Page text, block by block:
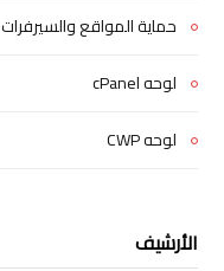
حماية المواقع والسيرفرات
لوحه cPanel
لوحه CWP
الأرشيف